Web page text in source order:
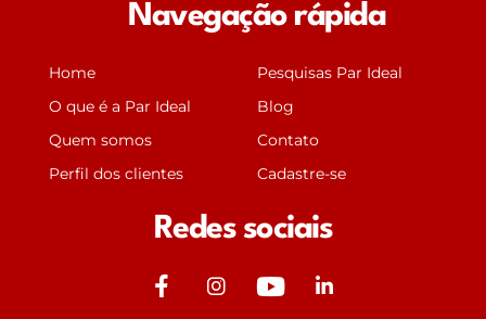
Navegação rápida
Home
O que é a Par Ideal
Quem somos
Perfil dos clientes
Pesquisas Par Ideal
Blog
Contato
Cadastre-se
Redes sociais
J
J
Y
J